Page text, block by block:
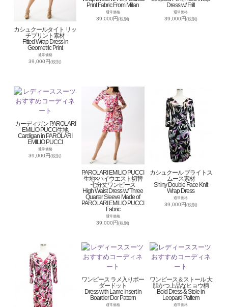
カシュクールタイト リッ
チプリント素材
Fitted Wrap Dress in
Geometric Print
通常価格
39,000円(税別)
Print Fabric From Milan
通常価格
39,000円(税別)
Dress w/ Frill
通常価格
39,000円(税別)
カーディガン PAROLARI
EMILIO PUCCI生地
Cardigan in PAROLARI
EMILIO PUCCI
通常価格
39,000円(税別)
PAROLARI EMILIO PUCCI
生地×ハイウエスト切替
七分丈ワンピース
High Waist Dress w/ Three
Quarter Sleeve Made of
PAROLARI EMILIO PUCCI
Fabric
通常価格
39,000円(税別)
カシュクール ブライトス
ムース素材
Shiny Double Face Knit
Wrap Dress
通常価格
39,000円(税別)
ワンピース ラメ入りボー
ダードット
Dress with Lame Insert in
Boarder Dor Pattern
通常価格
ワンピース＆ストール 大
胆かつ上品なヒョウ柄
Bold Dress & Stole in
Leopard Pattern
通常価格